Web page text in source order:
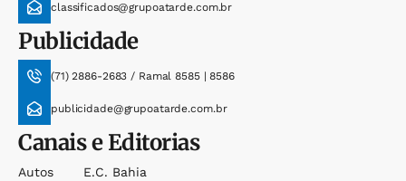
classificados@grupoatarde.com.br
Publicidade
(71) 2886-2683 / Ramal 8585 | 8586
publicidade@grupoatarde.com.br
Canais e Editorias
Autos
E.c. Bahia